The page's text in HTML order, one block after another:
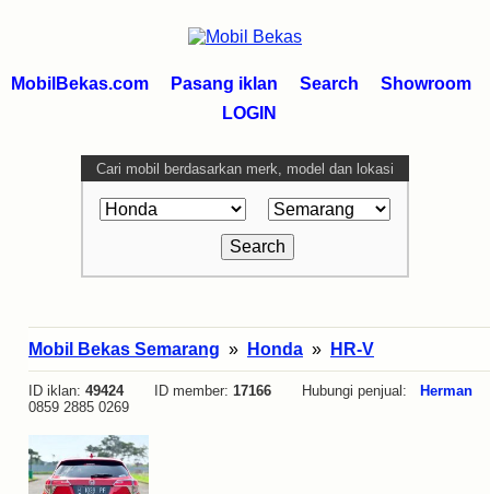
MobilBekas.com Pasang iklan Search
Showroom
LOGIN
Cari mobil berdasarkan merk, model dan lokasi
Mobil Bekas Semarang » Honda » HR-V
ID iklan: 49424ID member: 17166 Hubungi penjual:
Herman
0859 2885 0269